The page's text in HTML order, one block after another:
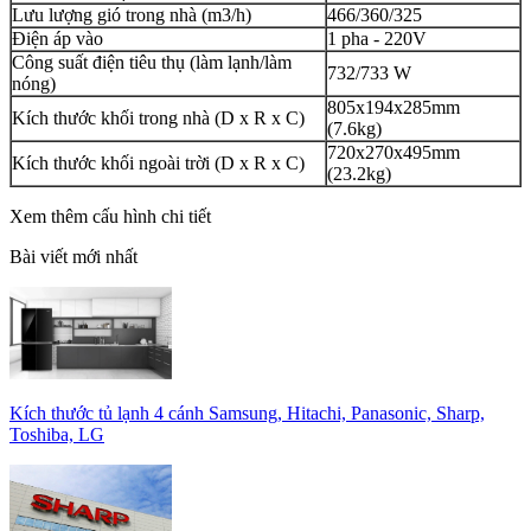
Lưu lượng gió trong nhà (m3/h)
466/360/325
Điện áp vào
1 pha - 220V
Công suất điện tiêu thụ (làm lạnh/làm
nóng)
732/733 W
Kích thước khối trong nhà (D x R x C)
805x194x285mm
(7.6kg)
Kích thước khối ngoài trời (D x R x C)
720x270x495mm
(23.2kg)
Xem thêm cấu hình chi tiết
Bài viết mới nhất
Kích thước tủ lạnh 4 cánh Samsung, Hitachi, Panasonic, Sharp,
Toshiba, LG